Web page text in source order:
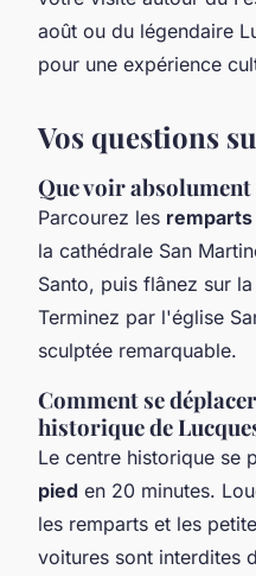
août ou du légendaire
pour une expérience
Vos questions
Que voir absolument
Parcourez les
la cathédrale San
Santo, puis flânez sur
Terminez par l'église
sculptée remarquable.
Comment se
historique de
Le centre historique se
pied en 20 minutes.
les remparts et les
voitures sont interdites